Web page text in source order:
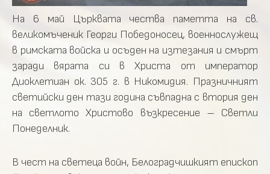
На 6 май Църквата чества паметта на св.
великомъченик Георги Победоносец, военнослужещ
в римската войска и осъден на изтезания и смърт
заради вярата си в Христа от император
Диоклетиан ок. 305 г. в Никомидия. Празничният
светийски ден тази година съвпадна с втория ден
на светлото Христово възкресение – Светли
Понеделник.
В чест на светеца войн, Белоградчишкият епископ